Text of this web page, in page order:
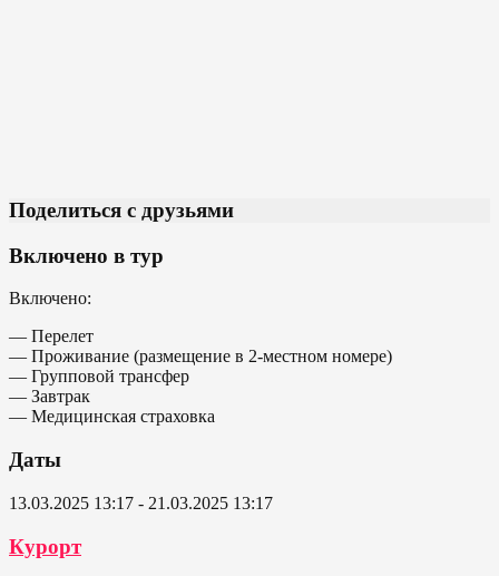
Поделиться с друзьями
Включено в тур
Включено:
— Перелет
— Проживание (размещение в 2-местном номере)
— Групповой трансфер
— Завтрак
— Медицинская страховка
Даты
13.03.2025 13:17 - 21.03.2025 13:17
Курорт